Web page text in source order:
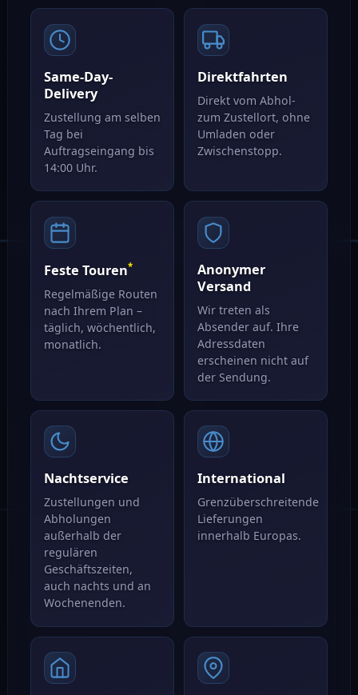
Same-Day-
Delivery
Zustellung am selben
Tag bei
Auftragseingang bis
14:00 Uhr.
Direktfahrten
Direkt vom Abhol-
zum Zustellort, ohne
Umladen oder
Zwischenstopp.
Feste Touren*
Regelmäßige Routen
nach Ihrem Plan –
täglich, wöchentlich,
monatlich.
Anonymer
Versand
Wir treten als
Absender auf. Ihre
Adressdaten
erscheinen nicht auf
der Sendung.
Nachtservice
Zustellungen und
Abholungen
außerhalb der
regulären
Geschäftszeiten,
auch nachts und an
Wochenenden.
International
Grenzüberschreitende
Lieferungen
innerhalb Europas.